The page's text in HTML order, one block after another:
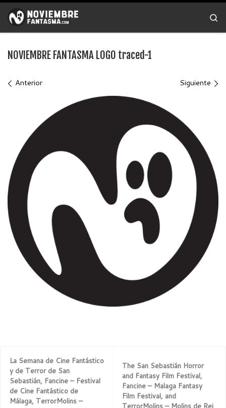
Saltar al contenido
NOVIEMBRE FANTASMA LOGO traced-1
Navegación de imágenes
Anterior Siguiente
La Semana de Cine Fantástico
y de Terror de San
Sebastián, Fancine – Festival
de Cine Fantástico de
Málaga, TerrorMolins –
The San Sebastián Horror
and Fantasy Film Festival,
Fancine – Malaga Fantasy
Film Festival, and
TerrorMolins – Molins de Rei